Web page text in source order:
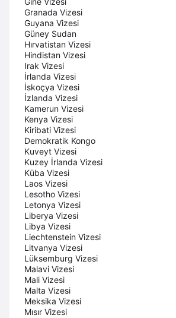
Granada Vizesi
Guyana Vizesi
Güney Sudan
Hırvatistan Vizesi
Hindistan Vizesi
Irak Vizesi
İrlanda Vizesi
İskoçya Vizesi
İzlanda Vizesi
Kamerun Vizesi
Kenya Vizesi
Kiribati Vizesi
Demokratik Kongo
Kuveyt Vizesi
Kuzey İrlanda Vizesi
Küba Vizesi
Laos Vizesi
Lesotho Vizesi
Letonya Vizesi
Liberya Vizesi
Libya Vizesi
Liechtenstein Vizesi
Litvanya Vizesi
Lüksemburg Vizesi
Malavi Vizesi
Mali Vizesi
Malta Vizesi
Meksika Vizesi
Mısır Vizesi